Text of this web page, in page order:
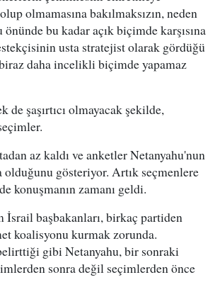
olmamasına bakılmaksızın, neden
bu kadar açık biçimde karşısına
usta stratejist olarak gördüğü
daha incelikli biçimde yapamaz
de şaşırtıcı olmayacak şekilde,
az kaldı ve anketler Netanyahu'nun
gösteriyor. Artık seçmenlere
konuşmanın zamanı geldi.
İsrail başbakanları, birkaç partiden
koalisyonu kurmak zorunda.
gibi Netanyahu, bir sonraki
sonra değil seçimlerden önce